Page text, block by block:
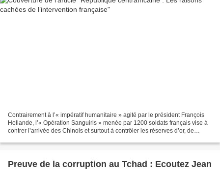
Contrairement à l’« impératif humanitaire » agité par le président François
Hollande, l’« Opération Sanguiris » menée par 1200 soldats français vise à
contrer l’arrivée des Chinois et surtout à contrôler les réserves d’or, de
Preuve de la corruption au Tchad : Ecoutez Jean